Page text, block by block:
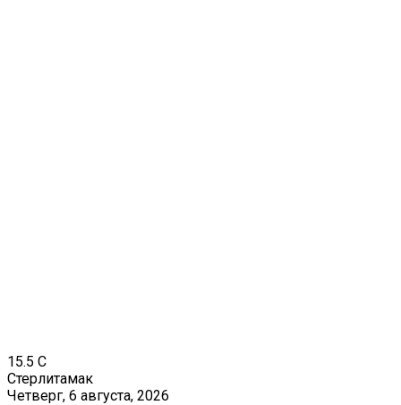
15.5 C
Стерлитамак
Четверг, 6 августа, 2026